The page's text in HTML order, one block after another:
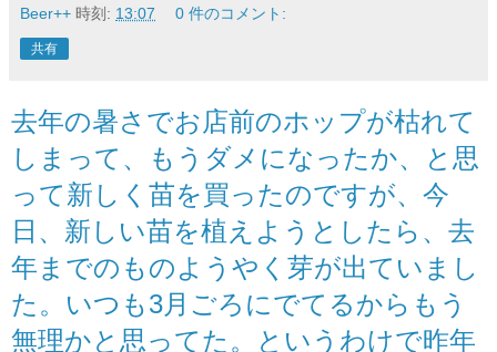
Beer++ 時刻: 13:07 0 件のコメント:
共有
去年の暑さでお店前のホップが枯れて
しまって、もうダメになったか、と思
って新しく苗を買ったのですが、今
日、新しい苗を植えようとしたら、去
年までのものようやく芽が出ていまし
た。いつも3月ごろにでてるからもう
無理かと思ってた。というわけで昨年